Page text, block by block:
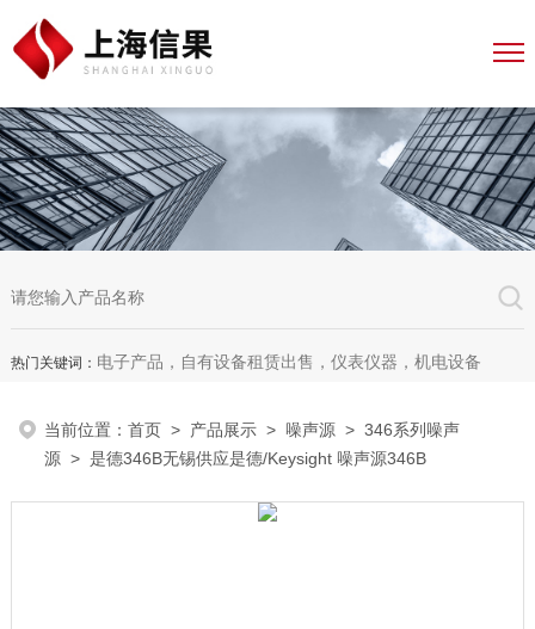
热门关键词： 电子产品，自有设备租赁出售，仪表仪器，机电设备
当前位置：首页 > 产品展示 > 噪声源 >346系列噪声
源 > 是德346B无锡供应是德/Keysight 噪声源346B